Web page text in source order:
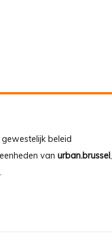
beleid
van urban.brussel,